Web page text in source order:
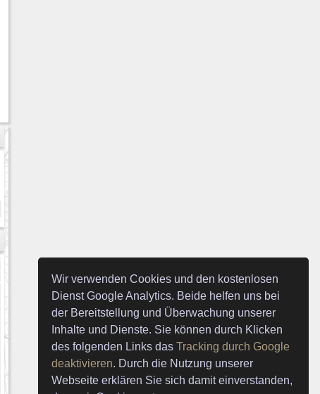
Wir verwenden Cookies und den kostenlosen
Dienst Google Analytics. Beide helfen uns bei
der Bereitstellung und Überwachung unserer
Inhalte und Dienste. Sie können durch Klicken
des folgenden Links dasTracking durch Google
deaktivieren. Durch die Nutzung unserer
Webseite erklären Sie sich damit einverstanden,